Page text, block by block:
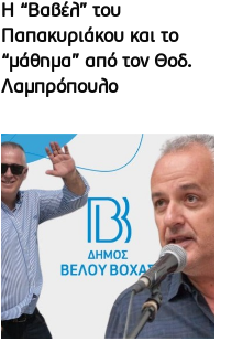
Η “Βαβέλ” του
Παπακυριάκου και το
“μάθημα” από τον Θοδ.
Λαμπρόπουλο